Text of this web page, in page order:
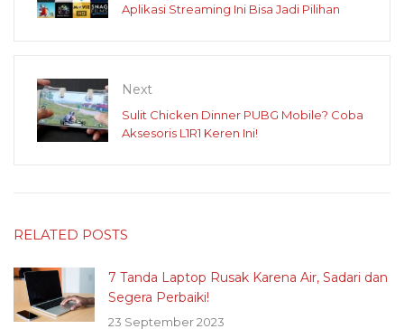
Aplikasi Streaming Ini Bisa Jadi Pilihan
Next
Sulit Chicken Dinner PUBG Mobile? Coba
Aksesoris L1R1 Keren Ini!
RELATED POSTS
7 Tanda Laptop Rusak Karena Air, Sadari dan
Segera Perbaiki!
23 September 2023